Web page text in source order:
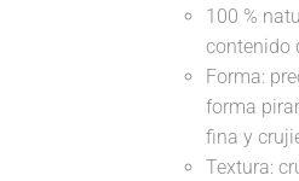
100 %
contenido
Forma:
forma
fina y
Textura: